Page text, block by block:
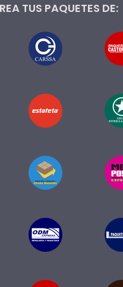
TUS PAQUETES DE: